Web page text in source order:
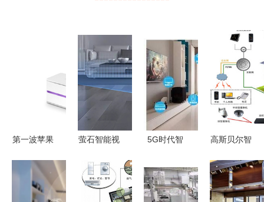
第一波苹果
能家居产品
来袭 开启
萤石智能视
人RS1荣
膺“红星奖”
5G时代智
革 从连接
到无感智能
高斯贝尔智
造未来生活
的智能设备